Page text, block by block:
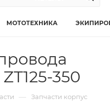
МОТОТЕХНИКА
350
— Запчасти корпус